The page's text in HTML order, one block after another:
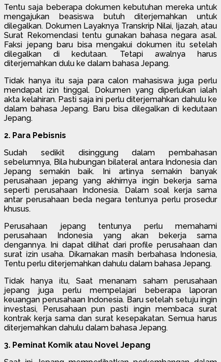
Tentu saja beberapa dokumen kebutuhan mereka untuk
mengajukan beasiswa butuh diterjemahkan untuk
dilegalkan. Dokumen Layaknya Transkrip Nilai, Ijazah, atau
Surat Rekomendasi tentu gunakan bahasa negara asal.
Faksi jepang baru bisa mengakui dokumen itu setelah
dilegalkan di kedutaan. Tetapi awalnya harus
diterjemahkan dulu ke dalam bahasa Jepang.
Tidak hanya itu saja para calon mahasiswa juga perlu
mendapat izin tinggal. Dokumen yang diperlukan ialah
akta kelahiran. Pasti saja ini perlu diterjemahkan dahulu ke
dalam bahasa Jepang. Baru bisa dilegalkan di kedutaan
Jepang.
2. Para Pebisnis
Sudah sedikit disinggung dalam pembahasan
sebelumnya, Bila hubungan bilateral antara Indonesia dan
Jepang semakin baik. Ini artinya semakin banyak
perusahaan jepang yang akhirnya ingin bekerja sama
seperti perusahaan Indonesia. Dalam soal kerja sama
antar perusahaan beda negara tentunya perlu prosedur
khusus.
Perusahaan jepang tentunya perlu memahami
perusahaan Indonesia yang akan bekerja sama
dengannya. Ini dapat dilihat dari profile perusahaan dan
surat izin usaha. Dikarnakan masih berbahasa Indonesia,
Tentu perlu diterjemahkan dahulu dalam bahasa Jepang.
Tidak hanya itu, Saat menanam saham perusahaan
jepang juga perlu mempelajari beberapa laporan
keuangan perusahaan Indonesia. Baru setelah setuju ingin
investasi, Perusahaan pun pasti ingin membaca surat
kontrak kerja sama dan surat kesepakatan. Semua harus
diterjemahkan dahulu dalam bahasa Jepang.
3. Peminat Komik atau Novel Jepang